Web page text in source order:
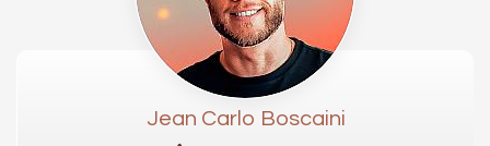
70m² de área privativa
02 dormitórios sendo 01 suíte
Sacada com churrasqueira a carvão
Jean Carlo Boscaini